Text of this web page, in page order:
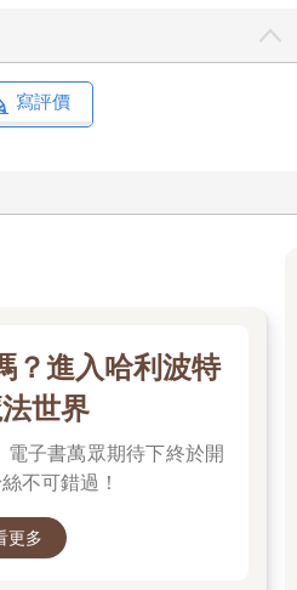
寫評價
？進入哈利波特
世界
子書萬眾期待下終於開
不可錯過！
更多